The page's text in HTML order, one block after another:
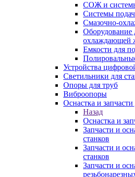
СОЖ и
Системы
Смазочно-
Оборудование
охлаждающей
Емкости для
Устройства
Светильники для
Опоры для труб
Виброопоры
Оснастка и запчасти
Назад
Оснастка и
Запчасти и
станков
Запчасти и
станков
Запчасти и